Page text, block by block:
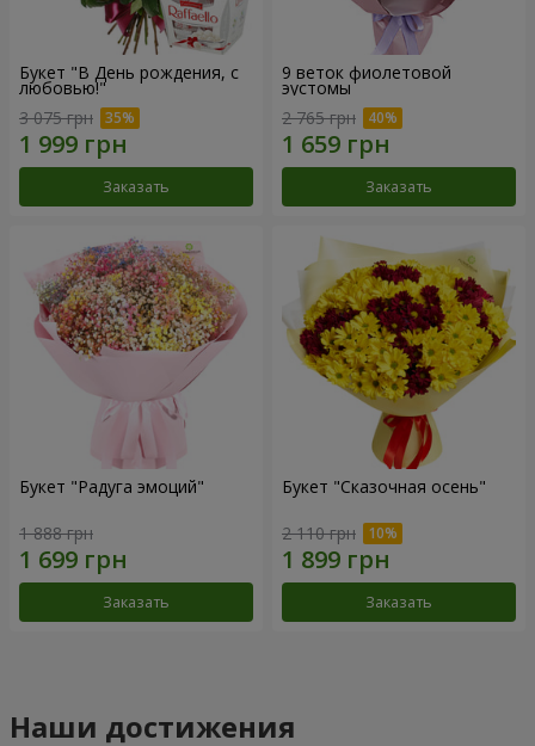
Букет "В День рождения, с
любовью!"
3 075 грн
Заказать
9 веток фиолетовой
эустомы
2 765 грн
Заказать
Букет "Радуга эмоций"
1 888 грн
Заказать
Букет "Сказочная осень"
2 110 грн
Заказать
Наши достижения